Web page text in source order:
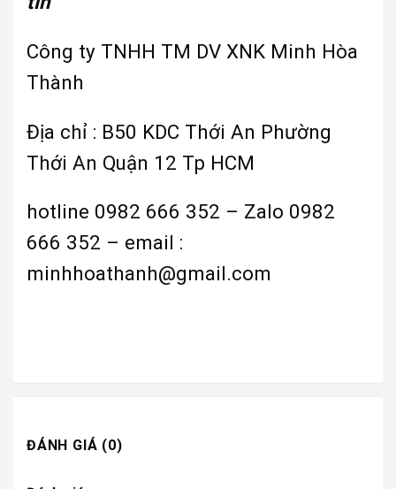
Công ty TNHH TM DV XNK Minh Hòa
Thành
Địa chỉ : B50 KDC Thới An Phường
Thới An Quận 12 Tp HCM
hotline 0982 666 352 – Zalo 0982
666 352 – email :
minhhoathanh@gmail.com
ĐÁNH GIÁ (0)